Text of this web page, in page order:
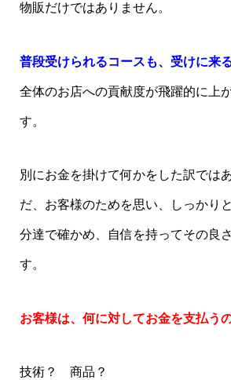
物販だけではありません。
普段受けられるコースも、受けに来る
全体のお店への貢献度が飛躍的に上
す。
別にお金を掛けて何かをした訳では
だ、お客様のためを思い、しっかり
分達で確かめ、自信を持ってその良
す。
お客様は、何に対してお金を支払う
技術？ 商品？